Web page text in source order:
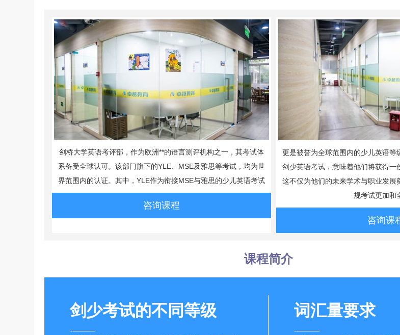
剑桥大学英语考评部，作为欧洲**的语言测评机构之一，其考试体
系备受全球认可。该部门旗下的YLE、MSE及雅思等考试，均为世
界范围内的认证。其中，YLE作为衔接MSE与雅思的少儿英语考试
咨询课程
更是被誉为全球范围内的少儿英语等
剑少英语考试，意味着他们将获得一
这不仅为他们的未来学术与职业发展
规考试更加和
咨询课
课程简介
剑少考试的不同等级 词汇量要求